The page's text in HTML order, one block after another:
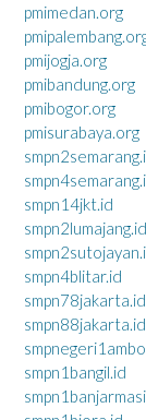
pmimedan.org
pmijogja.org
pmibandung.org
pmibogor.org
pmisurabaya.org
smpn14jkt.id
smpn2lumajang.id
smpn4blitar.id
smpn78jakarta.id
smpn88jakarta.id
smpn1bangil.id